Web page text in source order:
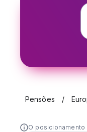
Pensões
O